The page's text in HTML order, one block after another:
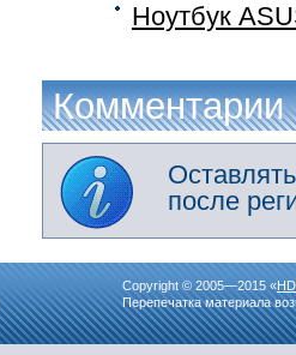
Ноутбук
Комментарии
после
Copyright © 2005—2015 «
Перепечатка материала